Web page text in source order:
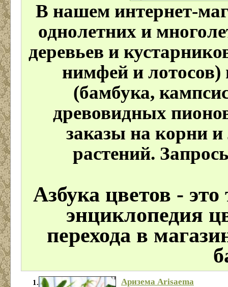
В нашем интернет-
однолетних и
деревьев и
нимфей и лотосов)
(бамбука,
древовидных
заказы на корни
растений.
Азбука цветов -
энциклопедия
перехода в
1. Аризема Arisaema